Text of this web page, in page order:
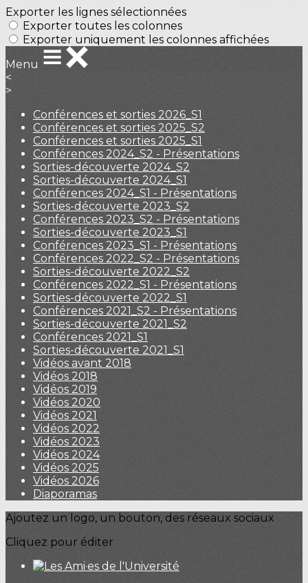
Exporter les lignes sélectionnées
Exporter toutes les colonnes
Exporter uniquement les colonnes affichées
Menu
<
>
Conférences et sorties 2026_S1
Conférences et sorties 2025_S2
Conférences et sorties 2025_S1
Conférences 2024_S2 - Présentations
Sorties-découverte 2024_S2
Sorties-découverte 2024_S1
Conférences 2024_S1 - Présentations
Sorties-découverte 2023_S2
Conférences 2023_S2 - Présentations
Sorties-découverte 2023_S1
Conférences 2023_S1 - Présentations
Conférences 2022_S2 - Présentations
Sorties-découverte 2022_S2
Conférences 2022_S1 - Présentations
Sorties-découverte 2022_S1
Conférences 2021_S2 - Présentations
Sorties-découverte 2021_S2
Conférences 2021_S1
Sorties-découverte 2021_S1
Vidéos avant 2018
Vidéos 2018
Vidéos 2019
Vidéos 2020
Vidéos 2021
Vidéos 2022
Vidéos 2023
Vidéos 2024
Vidéos 2025
Vidéos 2026
Diaporamas
Ajoutez un logo, un bouton, des réseaux sociaux
Cliquez pour éditer